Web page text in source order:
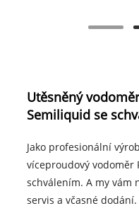
Utěsněný
Semiliquid se
Jako profesionální
víceproudový vodoměr
schválením. A my
servis a včasné dodání.